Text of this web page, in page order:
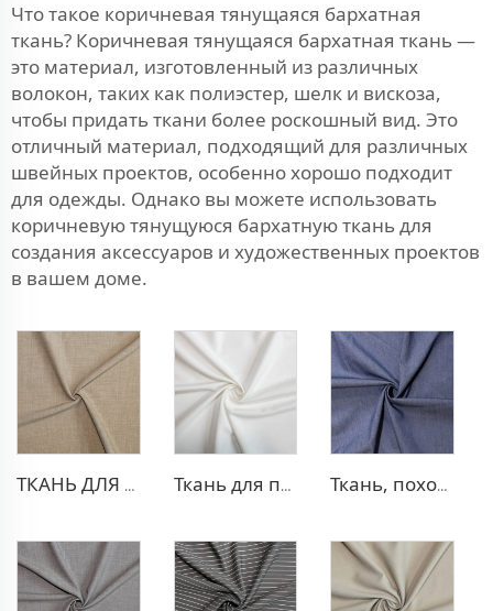
Что такое коричневая тянущаяся бархатная
ткань? Коричневая тянущаяся бархатная ткань —
это материал, изготовленный из различных
волокон, таких как полиэстер, шелк и вискоза,
чтобы придать ткани более роскошный вид. Это
отличный материал, подходящий для различных
швейных проектов, особенно хорошо подходит
для одежды. Однако вы можете использовать
коричневую тянущуюся бархатную ткань для
создания аксессуаров и художественных проектов
в вашем доме.
ТКАНЬ ДЛЯ ТРИКОТАЖНЫХ БРЮК ИЗ ПОЛИЭСТЕРА И ВИСКОЗЫ Ткань для платья из полиэстера и вискозы с эффектом стрейч Ткань, похожая на деним, из полиэстера и вискозы